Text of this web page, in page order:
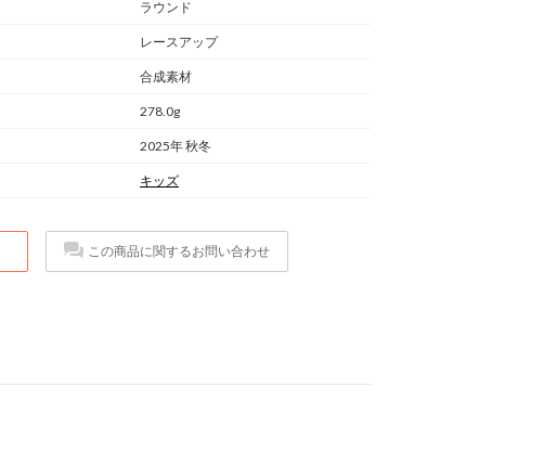
ラウンド
レースアップ
合成素材
278.0g
2025年 秋冬
キッズ
この商品に関するお問い合わせ